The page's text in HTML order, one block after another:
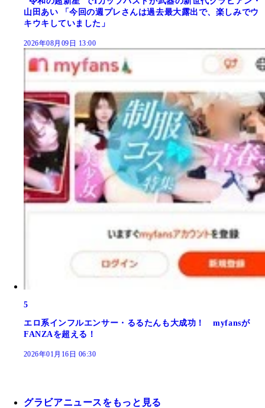
山田あい 「今回の週プレさんは過去最大露出で、楽しみでウ
キウキしていました」
2026年08月09日 13:00
5
エロ系インフルエンサー・るるたんも大成功！ myfansが
FANZAを超える！
2026年01月16日 06:30
グラビアニュースをもっと見る